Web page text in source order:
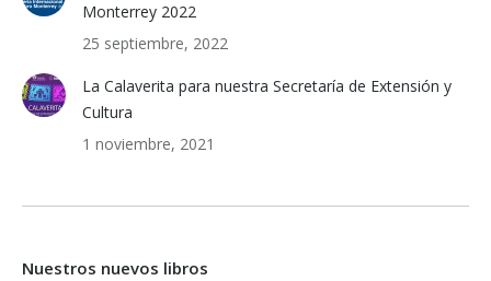
Monterrey 2022
25 septiembre, 2022
La Calaverita para nuestra Secretaría de Extensión y
Cultura
1 noviembre, 2021
Nuestros nuevos libros